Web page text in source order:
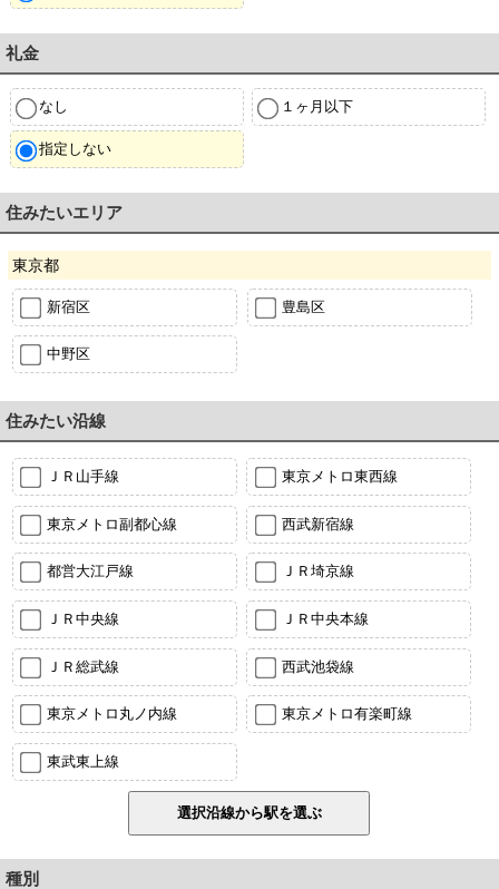
礼金
なし １ヶ月以下
指定しない
住みたいエリア
東京都
新宿区 豊島区
中野区
住みたい沿線
ＪＲ山手線 東京メトロ東西線
東京メトロ副都心線 西武新宿線
都営大江戸線 ＪＲ埼京線
ＪＲ中央線 ＪＲ中央本線
ＪＲ総武線 西武池袋線
東京メトロ丸ノ内線 東京メトロ有楽町線
東武東上線
種別